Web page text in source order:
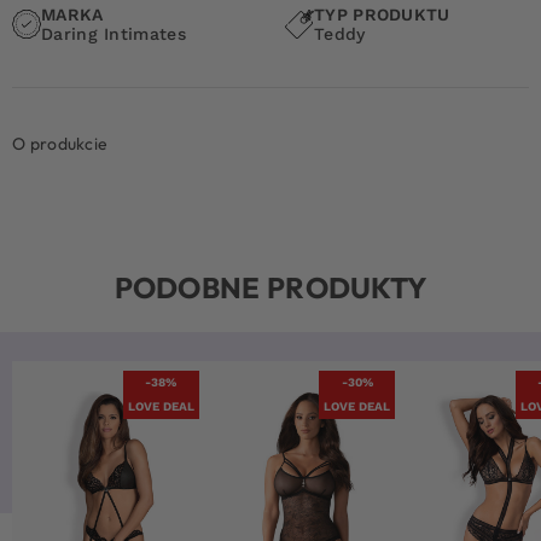
MARKA
Daring Intimates
TYP PRODUKTU
Teddy
O produkcie
PODOBNE PRODUKTY
-38%
LOVE DEAL
-30%
LOVE DEAL